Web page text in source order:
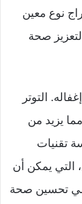
نوع معين
صحة
التوتر
يزيد من
تقنيات
التي يمكن أن
تحسين صحة